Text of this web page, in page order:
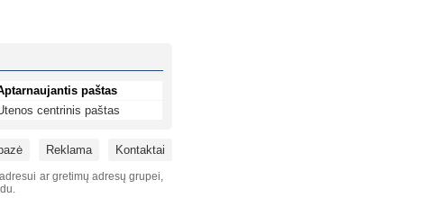
paštas
centrinis paštas
Reklama Kontaktai
ar gretimų adresų grupei,